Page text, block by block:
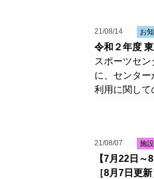
21/08/14 お
令和２年度
スポーツセ
に、センタ
利用に関して
21/08/07 施
【7月22日
［8月7日更新